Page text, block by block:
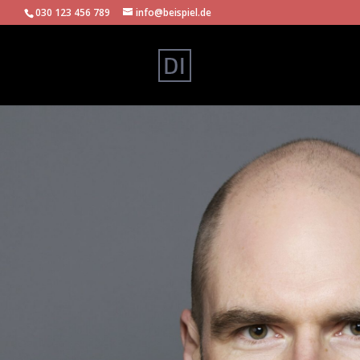
030 123 456 789 info@beispiel.de